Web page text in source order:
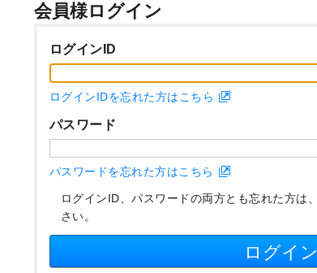
会員様ログイン
ログインID
ログインIDを忘れた方はこちら
パスワード
パスワードを忘れた方はこちら
ログインID、パスワードの両方とも忘れた方は、
さい。
ログイン